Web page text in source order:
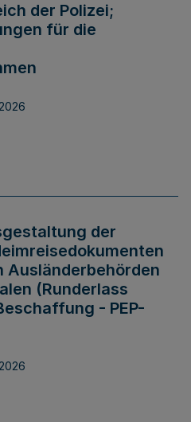
der Polizei;
für die
der
Ausländerbehörden
(Runderlass
- PEP-